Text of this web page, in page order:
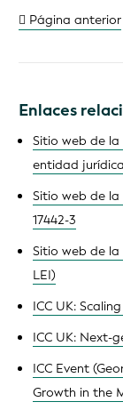
Página anterior
Enlaces
Sitio web de la
entidad
Sitio web de la
17442-3
Sitio web de la
LEI)
ICC UK:
ICC UK: Next-
ICC Event
Growth in the